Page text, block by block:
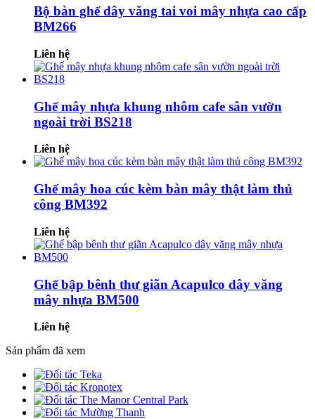
Bộ bàn ghế dây văng tai voi mây nhựa cao cấp
BM266
Liên hệ
Ghế mây nhựa khung nhôm cafe sân vườn
ngoài trời BS218
Liên hệ
Ghế mây hoa cúc kèm bàn mây thật làm thủ
công BM392
Liên hệ
Ghế bập bênh thư giãn Acapulco dây văng
mây nhựa BM500
Liên hệ
Sản phẩm đã xem